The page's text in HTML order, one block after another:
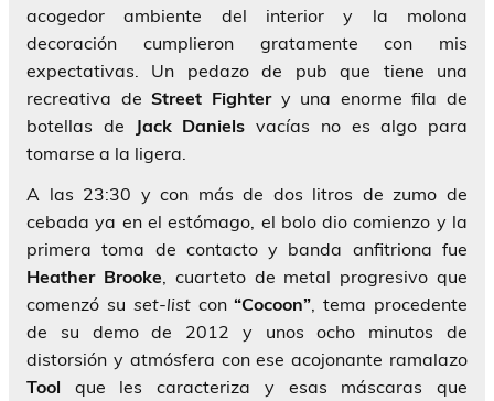
acogedor ambiente del interior y la molona
decoración cumplieron gratamente con mis
expectativas. Un pedazo de pub que tiene una
recreativa deStreet Fightery una enorme fila de
botellas de
Jack Daniels vacías no es algo para
tomarse a la ligera.
A las 23:30 y con más de dos litros de zumo de
cebada ya en el estómago, el bolo dio comienzo y la
primera toma de contacto y banda anfitriona fue
Heather Brooke , cuarteto de metal progresivo que
comenzó su set-listcon“Cocoon” , tema procedente
de su demo de 2012 y unos ocho minutos de
distorsión y atmósfera con ese acojonante ramalazo
Tool que les caracteriza y esas máscaras que